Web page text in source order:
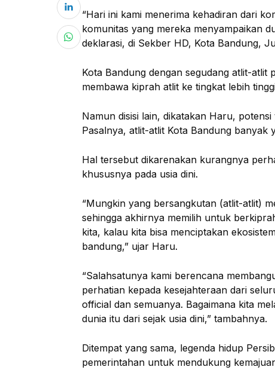
“Hari ini kami menerima kehadiran dari
komunitas yang mereka menyampaikan
deklarasi, di Sekber HD, Kota Bandung,
Kota Bandung dengan segudang atlit-
membawa kiprah atlit ke tingkat lebih
Namun disisi lain, dikatakan Haru,
Pasalnya, atlit-atlit Kota Bandung banyak
Hal tersebut dikarenakan kurangnya
khususnya pada usia dini.
“Mungkin yang bersangkutan (atlit-atlit)
sehingga akhirnya memilih untuk
kita, kalau kita bisa menciptakan
bandung,” ujar Haru.
“Salahsatunya kami berencana
perhatian kepada kesejahteraan dari
official dan semuanya. Bagaimana kita
dunia itu dari sejak usia dini,” tambahnya.
Ditempat yang sama, legenda hidup
pemerintahan untuk mendukung